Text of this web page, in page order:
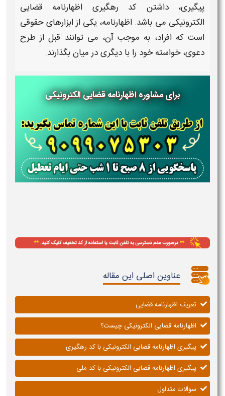
پیگیری، داشتن کد رهگیری اظهارنامه قضایی
الکترونیکی می باشد. اظهارنامه، یکی از ابزارهای حقوقی
است که افراد، به موجب آن، می توانند قبل از طرح
دعوی، خواسته خود را با دیگری در میان بگذارند.
برای مشاوره اظهارنامه قضایی الکترونیکی
عناوین اصلی این مقاله
تعریف اظهارنامه قضایی
اظهارنامه قضایی الکترونیکی چیست؟
پیگیری اظهارنامه قضایی الکترونیکی با کد رهگیری
پیگیری اظهارنامه قضایی الکترونیکی با کد ملی
سوالات متداول